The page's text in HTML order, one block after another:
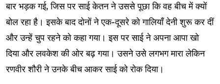
बार भड़क गई, जिस पर साई केतन ने उससे पूछा कि वह बीच में क्यों
बोल रहा है। इसके बाद दोनों ने एक-दूसरे को गालियाँ देनी शुरू कर दीं
और उन्हें चुप रहने को कहा गया। इस पर साई ने अपना आपा खो
दिया और लवकेश की ओर बढ़ गया। उसने उसे लगभग मारा लेकिन
रणवीर शौरी ने उनके बीच आकर साई को रोक दिया।